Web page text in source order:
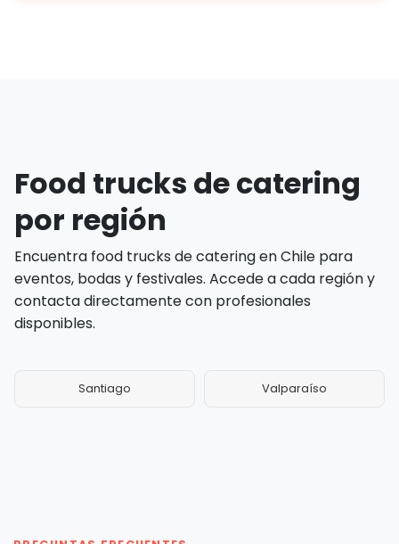
Food trucks de catering
por región
Encuentra food trucks de catering en Chile para
eventos, bodas y festivales. Accede a cada región y
contacta directamente con profesionales
disponibles.
Santiago Valparaíso